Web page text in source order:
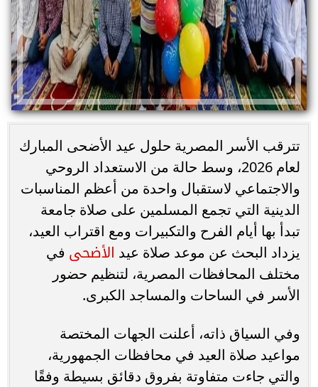
تترقب الأسر المصرية حلول عيد الأضحى المبارك
لعام 2026، وسط حالة من الاستعداد الروحي
والاجتماعي لاستقبال واحدة من أعظم المناسبات
الدينية التي تجمع المسلمين على صلاة جامعة
تبدأ بها أيام الفرح والتكبيرات ومع اقتراب العيد،
يزداد البحث عن موعد صلاة عيد الأضحى في
مختلف المحافظات المصرية، لتنظيم حضور
الأسر في الساحات والمساجد الكبرى.
وفي السياق ذاته، أعلنت الجهات المختصة
مواعيد صلاة العيد في محافظات الجمهورية،
والتي جاءت متفاوتة بفروق دقائق بسيطة وفقًا